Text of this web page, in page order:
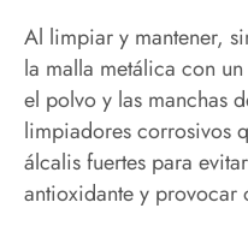
Al limpiar y mantener,
la malla metálica con
el polvo y las manchas
limpiadores corrosivos
álcalis fuertes para
antioxidante y provocar